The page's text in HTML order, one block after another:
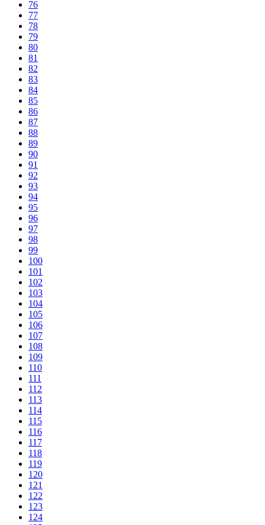
76
77
78
79
80
81
82
83
84
85
86
87
88
89
90
91
92
93
94
95
96
97
98
99
100
101
102
103
104
105
106
107
108
109
110
111
112
113
114
115
116
117
118
119
120
121
122
123
124